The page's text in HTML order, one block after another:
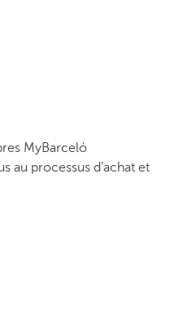
MyBarceló
au processus d’achat et